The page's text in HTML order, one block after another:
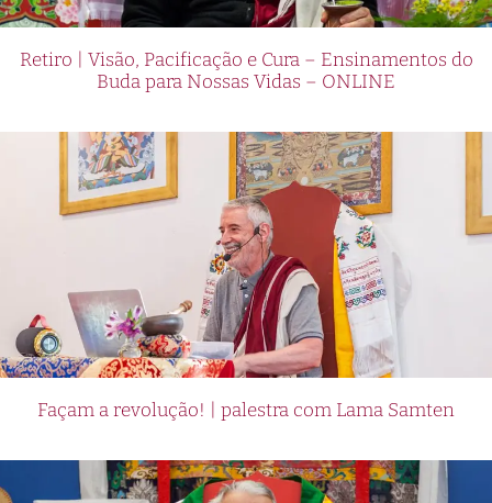
Retiro | Visão, Pacificação e Cura – Ensinamentos do
Buda para Nossas Vidas – ONLINE
Façam a revolução! | palestra com Lama Samten